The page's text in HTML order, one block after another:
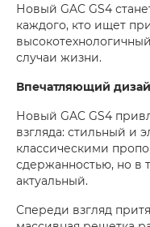
Новый GAC GS4
каждого, кто ищет
случаи жизни.
Впечатляющий
Новый GAC GS4
взгляда: стильный и
классическими
сдержанностью, но в
актуальный.
Спереди взгляд